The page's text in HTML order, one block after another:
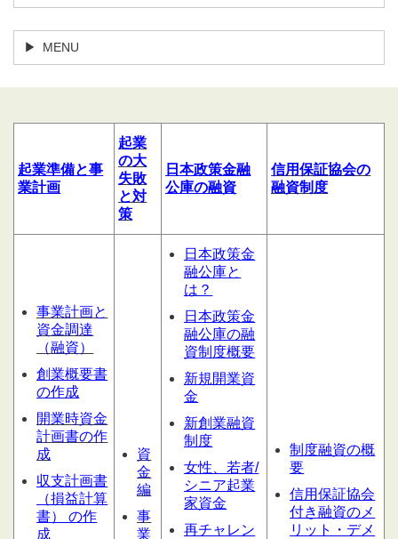
MENU
起業準備と事
業計画
起業
の大
失敗
と対
策
日本政策金融
公庫の融資
信用保証協会の
融資制度
事業計画と
資金調達
（融資）
創業概要書
の作成
開業時資金
計画書の作
成
収支計画書
（損益計算
書） の作
成
資
金
編
事
業
日本政策金
融公庫と
は？
日本政策金
融公庫の融
資制度概要
新規開業資
金
新創業融資
制度
女性、若者/
シニア起業
家資金
再チャレン
制度融資の概
要
信用保証協会
付き融資のメ
リット・デメ